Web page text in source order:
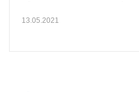
13.05.2021